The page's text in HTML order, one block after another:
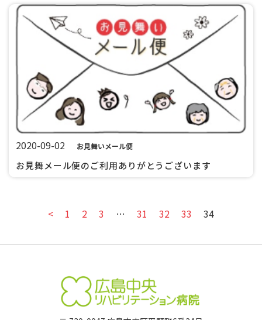
2020-09-02 お見舞いメール便
お見舞メール便のご利用ありがとうございます
< 1 2 3 … 31 32 33 34